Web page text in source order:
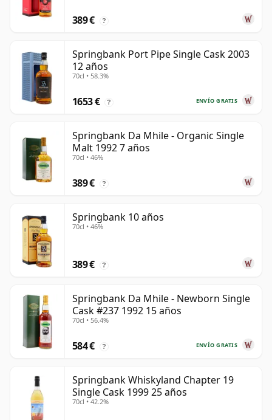
389 € ?
Springbank Port Pipe Single Cask 2003
12 años
70cl • 58.3%
ENVÍO GRATIS
1653 € ?
Springbank Da Mhile - Organic Single
Malt 1992 7 años
70cl • 46%
389 € ?
Springbank 10 años
70cl • 46%
389 € ?
Springbank Da Mhile - Newborn Single
Cask #237 1992 15 años
70cl • 56.4%
ENVÍO GRATIS
584 € ?
Springbank Whiskyland Chapter 19
Single Cask 1999 25 años
70cl • 42.2%